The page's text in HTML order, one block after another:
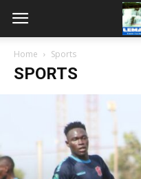
Home Sports
SPORTS